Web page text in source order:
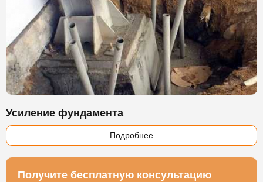
Усиление фундамента
Подробнее
Получите бесплатную консультацию